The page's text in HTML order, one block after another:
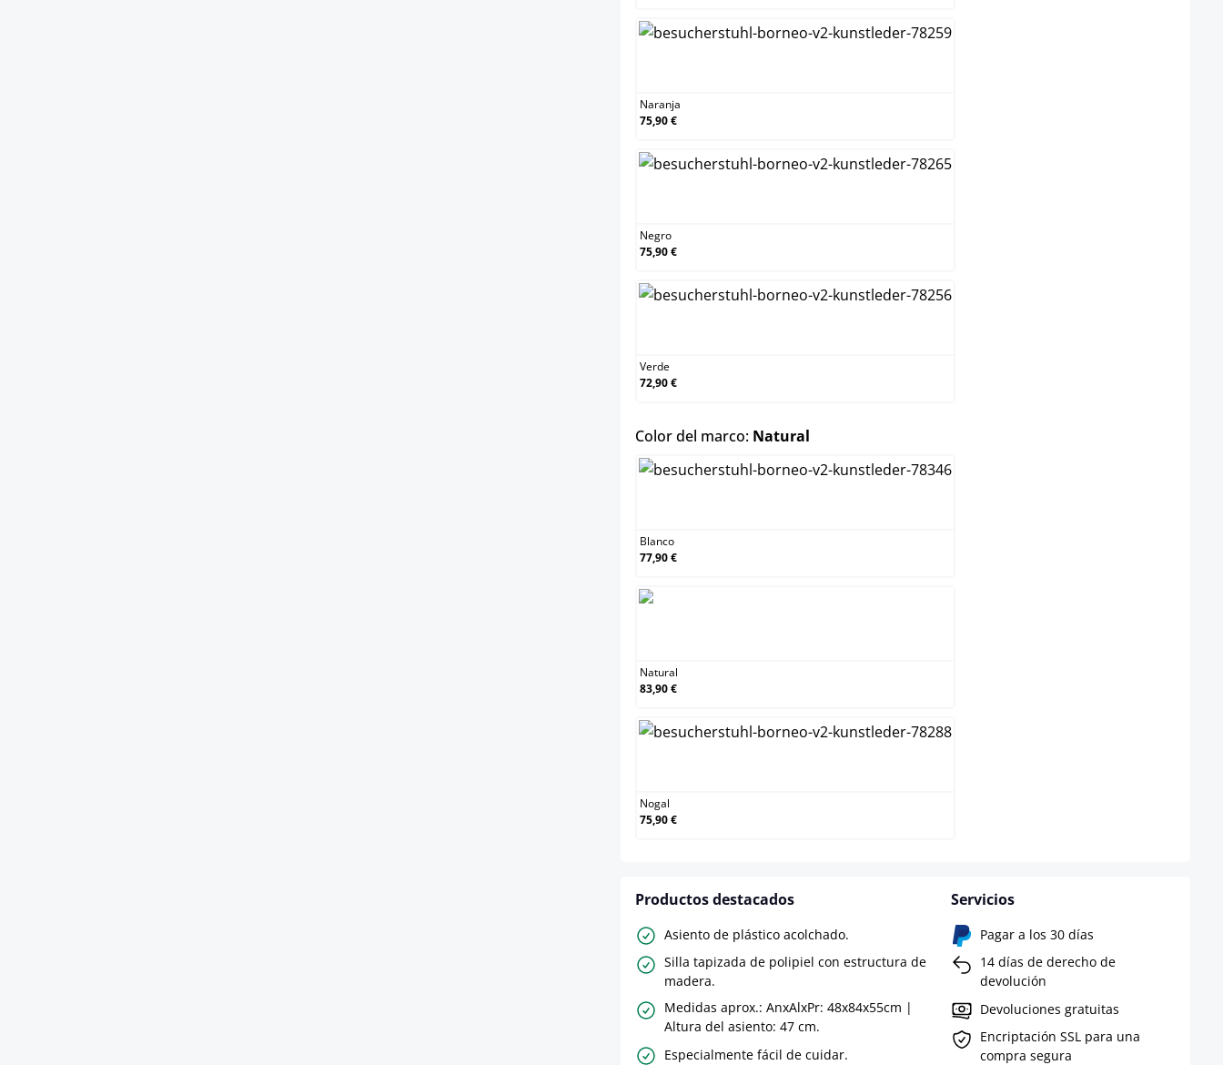
Naranja
75,90 €
Negro
75,90 €
Verde
72,90 €
Color del marco: Natural
Blanco
77,90 €
Natural
83,90 €
Nogal
75,90 €
Productos destacados
Asiento de plástico acolchado.
Silla tapizada de polipiel con estructura de
madera.
Medidas aprox.: AnxAlxPr: 48x84x55cm |
Altura del asiento: 47 cm.
Especialmente fácil de cuidar.
Servicios
Pagar a los 30 días
14 días de derecho de
devolución
Devoluciones gratuitas
Encriptación SSL para una
compra segura